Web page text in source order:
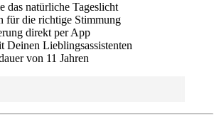
das natürliche Tageslicht
für die richtige Stimmung
direkt per App
Deinen Lieblingsassistenten
von 11 Jahren